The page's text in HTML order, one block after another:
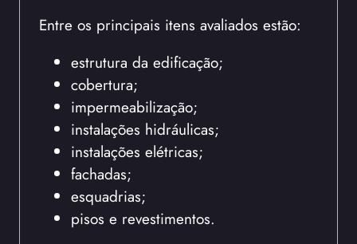
Entre os principais itens avaliados estão:
estrutura da edificação;
cobertura;
impermeabilização;
instalações hidráulicas;
instalações elétricas;
fachadas;
esquadrias;
pisos e revestimentos.